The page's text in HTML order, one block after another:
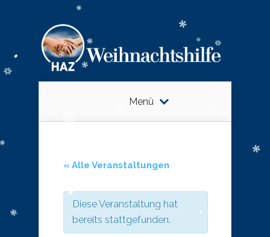
Menü
« Alle Veranstaltungen
Diese Veranstaltung hat
bereits stattgefunden.